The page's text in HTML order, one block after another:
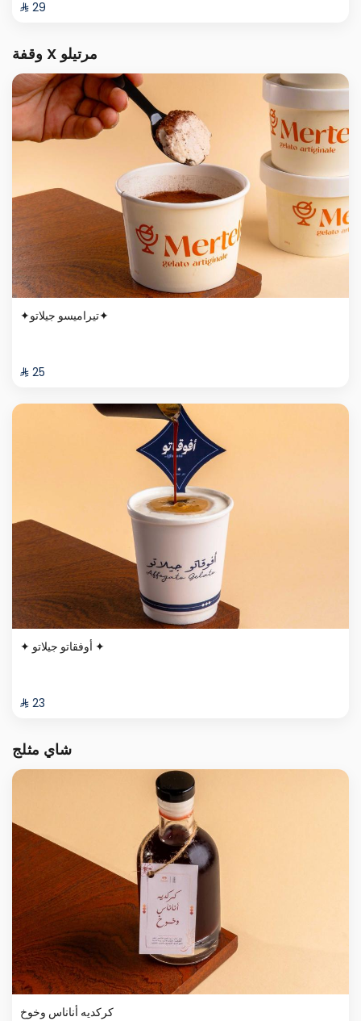
⁨⁦‪‬ 29⁩
وقفة X مرتيلو
✦تيراميسو جيلاتو✦
⁨⁦‪‬ 25⁩
✦ أوفقاتو جيلاتو ✦
⁨⁦‪‬ 23⁩
شاي مثلج
كركديه أناناس وخوخ